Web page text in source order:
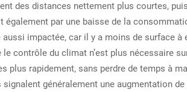
des distances nettement plus courtes,
également par une baisse de la
aussi impactée, car il y a moins de surface
contrôle du climat n’est plus nécessaire
plus rapidement, sans perdre de temps à
généralement une augmentation